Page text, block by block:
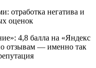
4,8 балла на «Яндекс
отзывам — именно так